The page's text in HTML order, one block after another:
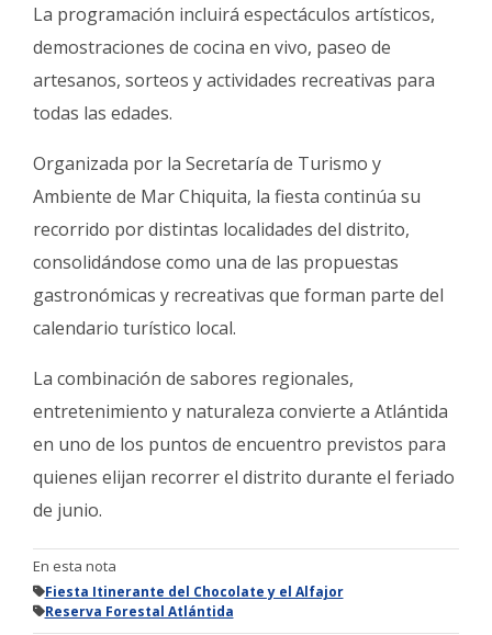
La programación incluirá espectáculos artísticos,
demostraciones de cocina en vivo, paseo de
artesanos, sorteos y actividades recreativas para
todas las edades.
Organizada por la Secretaría de Turismo y
Ambiente de Mar Chiquita, la fiesta continúa su
recorrido por distintas localidades del distrito,
consolidándose como una de las propuestas
gastronómicas y recreativas que forman parte del
calendario turístico local.
La combinación de sabores regionales,
entretenimiento y naturaleza convierte a Atlántida
en uno de los puntos de encuentro previstos para
quienes elijan recorrer el distrito durante el feriado
de junio.
En esta nota
Fiesta Itinerante del Chocolate y el Alfajor
Reserva Forestal Atlántida